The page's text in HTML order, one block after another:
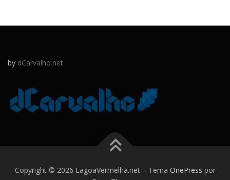
by dCarvalho.net
Copyright © 2026 LagoaVermelha.net – Tema OnePress por